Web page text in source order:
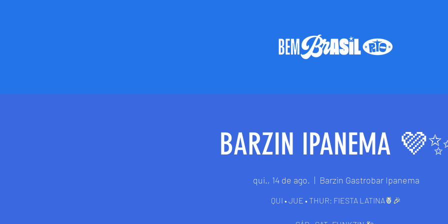
BARZIN IPANEMA
qui., 14 de ago.
  |
Barzin Gastrobar Ipanema
QUI • JUE • THUR: FIESTA LATINA🍍🎉